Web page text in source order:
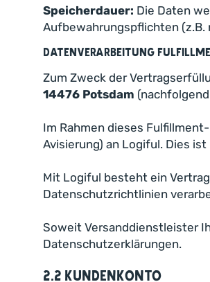
Speicherdauer: Die Daten
Aufbewahrungspflichten (z.B.
Datenverarbeitung
Zum Zweck der
14476 Potsdam
Im Rahmen dieses
Avisierung) an Logiful. Dies
Mit Logiful besteht ein
Datenschutzrichtlinien
Soweit Versanddienstleister
Datenschutzerklärungen.
2.2 Kundenkonto